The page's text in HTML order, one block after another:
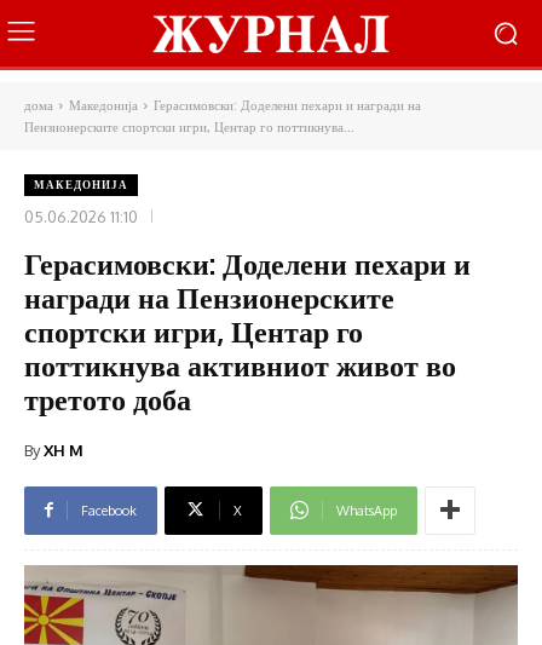
дома Македонија
Герасимовски: Доделени пехари и награди на
Пензионерските спортски игри, Центар го поттикнува...
МАКЕДОНИЈА
05.06.2026 11:10
Герасимовски: Доделени пехари и
награди на Пензионерските
спортски игри, Центар го
поттикнува активниот живот во
третото доба
ByXH M
Facebook X WhatsApp